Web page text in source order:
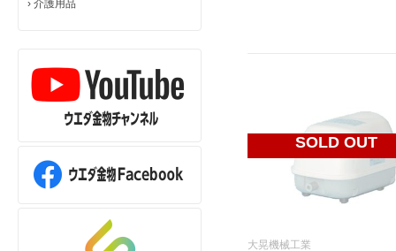
› 介護用品
SOLD OUT
大晃機械工業